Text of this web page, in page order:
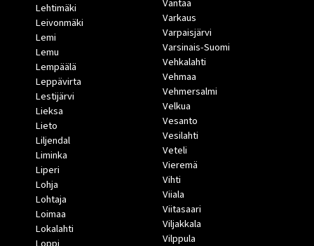
Lehtimäki
Leivonmäki
Lemi
Lemu
Lempäälä
Leppävirta
Lestijärvi
Lieksa
Lieto
Liljendal
Liminka
Liperi
Lohja
Lohtaja
Loimaa
Lokalahti
Vantaa
Varkaus
Varpaisjärvi
Varsinais-Suomi
Vehkalahti
Vehmaa
Vehmersalmi
Velkua
Vesanto
Vesilahti
Veteli
Vieremä
Vihti
Viiala
Viitasaari
Viljakkala
Vilppula